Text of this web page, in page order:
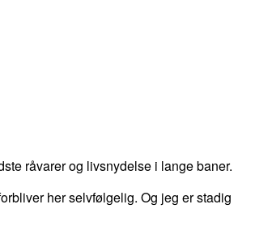
råvarer og livsnydelse i lange baner.
her selvfølgelig. Og jeg er stadig